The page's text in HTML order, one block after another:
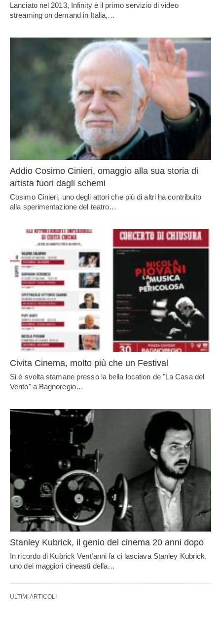
Lanciato nel 2013, Infinity è il primo servizio di video
streaming on demand in Italia,…
Addio Cosimo Cinieri, omaggio alla sua storia di
artista fuori dagli schemi
Cosimo Cinieri, uno degli attori che più di altri ha contribuito
alla sperimentazione del teatro…
Civita Cinema, molto più che un Festival
Si è svolta stamane presso la bella location de "La Casa del
Vento" a Bagnoregio…
Stanley Kubrick, il genio del cinema 20 anni dopo
In ricordo di Kubrick Vent’anni fa ci lasciava Stanley Kubrick,
uno dei maggiori cineasti della…
ULTIMI ARTICOLI